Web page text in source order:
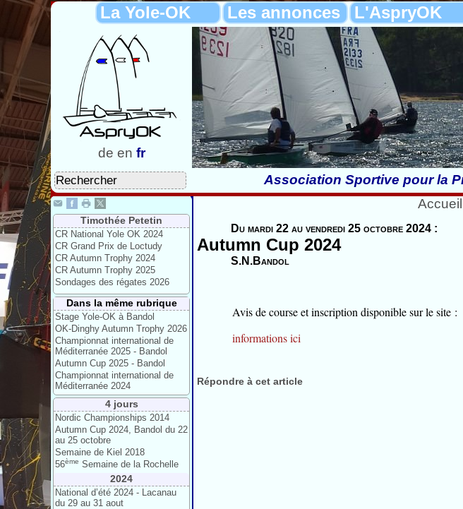
La Yole-OK Les annonces L'AspryOK
de en fr
Association Sportive pour la
Timothée Petetin
CR National Yole OK 2024
CR Grand Prix de Loctudy
CR Autumn Trophy 2024
CR Autumn Trophy 2025
Sondages des régates 2026
Dans la même rubrique
Stage Yole-OK à Bandol
OK-Dinghy Autumn Trophy 2026
Championnat international de
Méditerranée 2025 - Bandol
Autumn Cup 2025 - Bandol
Championnat international de
Méditerranée 2024
4 jours
Nordic Championships 2014
Autumn Cup 2024, Bandol du 22
au 25 octobre
Semaine de Kiel 2018
56ème Semaine de la Rochelle
2024
National d’été 2024 - Lacanau
du 29 au 31 aout
Accueil
Du mardi 22 au vendredi 25 octobre 2024 :
Autumn Cup 2024
S.N.Bandol
Avis de course et inscription disponible sur le site :
informations ici
Répondre à cet article